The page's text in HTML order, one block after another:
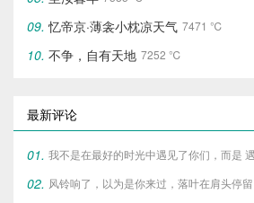
忆帝京·薄衾小枕凉天气 7471 ℃
不争，自有天地 7252 ℃
最新评论
我不是在最好的时光中遇见了你们， 而是
风铃响了，以为是你来过，落叶在肩头停留